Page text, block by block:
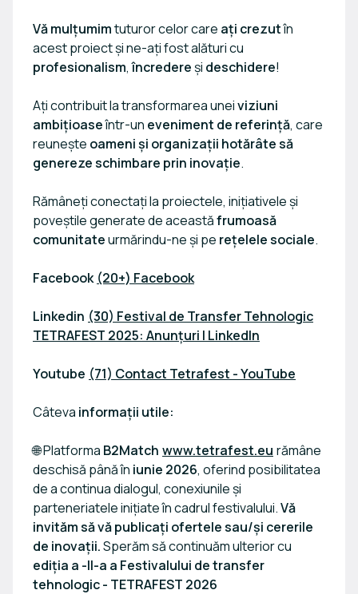
Vă mulțumimtuturor celor care ați crezutîn
acest proiect și ne-ați fost alături cu
profesionalism,încredere și deschidere!
Ați contribuit la transformarea uneiviziuni
ambițioaseîntr-un eveniment de referință, care
reunește oameni și organizații hotărâte să
genereze schimbare prin inovație.
Rămâneți conectați la proiectele, inițiativele și
poveștile generate de aceastăfrumoasă
comunitateurmărindu-ne și pe rețelele sociale.
Facebook (20+) Facebook
Linkedin (30) Festival de Transfer Tehnologic
TETRAFEST 2025: Anunțuri | LinkedIn
Youtube (71) Contact Tetrafest - YouTube
Câteva informații utile:
🌐 Platforma B2Match www.tetrafest.eu rămâne
deschisă până în iunie 2026, oferind posibilitatea
de a continua dialogul, conexiunile și
parteneriatele inițiate în cadrul festivalului.Vă
invităm să vă publicați ofertele sau/și cererile
de inovații.Sperăm să continuăm ulterior cu
ediția a -II-a a Festivalului de transfer
tehnologic - TETRAFEST 2026